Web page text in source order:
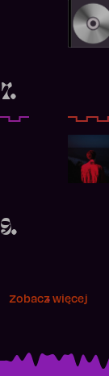
7.
9.
Zobacz więcej